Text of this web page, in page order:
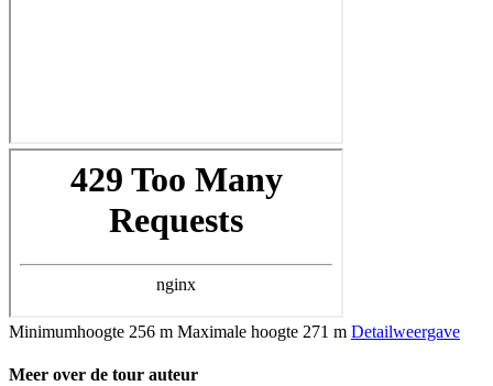
Minimumhoogte 256 m Maximale hoogte 271 m Detailweergave
Meer over de tour auteur